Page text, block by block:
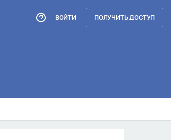
ВОЙТИ ПОЛУЧИТЬ ДОСТУП